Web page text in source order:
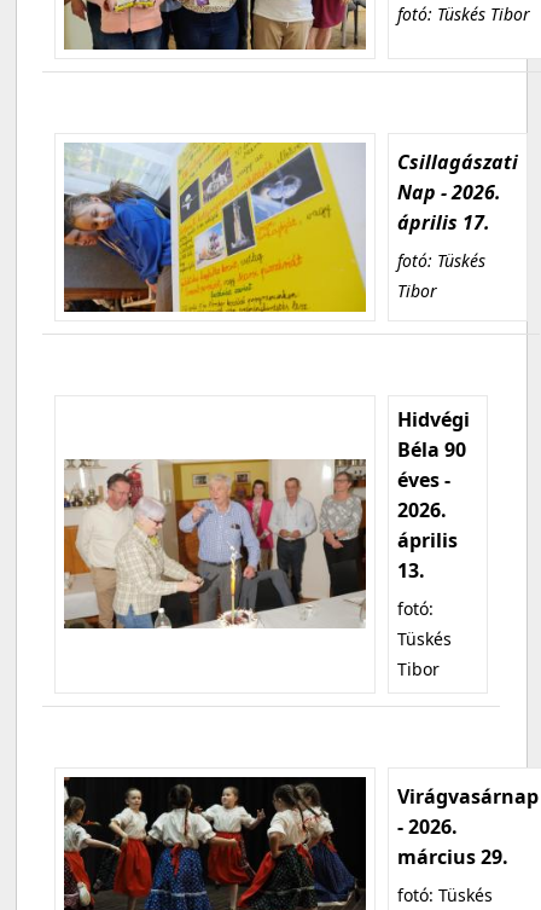
fotó: Tüskés Tibor
Csillagászati
Nap - 2026.
április 17.
fotó: Tüskés
Tibor
Hidvégi
Béla 90
éves -
2026.
április
13.
fotó:
Tüskés
Tibor
Virágvasárnap
- 2026.
március 29.
fotó: Tüskés